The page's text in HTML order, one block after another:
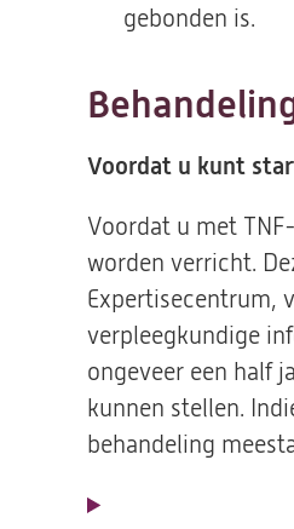
gebonden is.
Voordat u kunt
Voordat u met
worden verricht.
Expertisecentrum,
verpleegkundige
ongeveer een half
kunnen stellen.
behandeling